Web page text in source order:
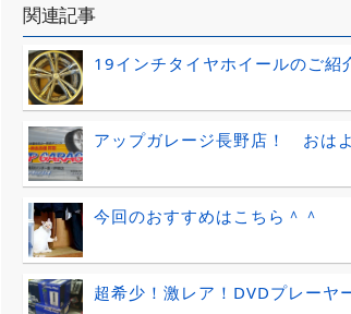
関連記事
19インチタイヤホイールのご紹
アップガレージ長野店！ おはよ
今回のおすすめはこちら＾＾
超希少！激レア！DVDプレーヤ